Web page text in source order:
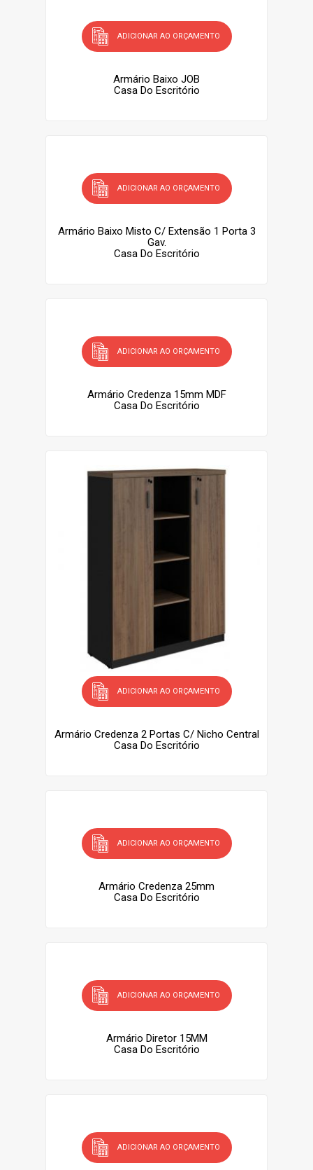
ADICIONAR AO ORÇAMENTO
Armário Baixo JOB
Casa Do Escritório
ADICIONAR AO ORÇAMENTO
Armário Baixo Misto C/ Extensão 1 Porta 3
Gav.
Casa Do Escritório
ADICIONAR AO ORÇAMENTO
Armário Credenza 15mm MDF
Casa Do Escritório
ADICIONAR AO ORÇAMENTO
Armário Credenza 2 Portas C/ Nicho Central
Casa Do Escritório
ADICIONAR AO ORÇAMENTO
Armário Credenza 25mm
Casa Do Escritório
ADICIONAR AO ORÇAMENTO
Armário Diretor 15MM
Casa Do Escritório
ADICIONAR AO ORÇAMENTO